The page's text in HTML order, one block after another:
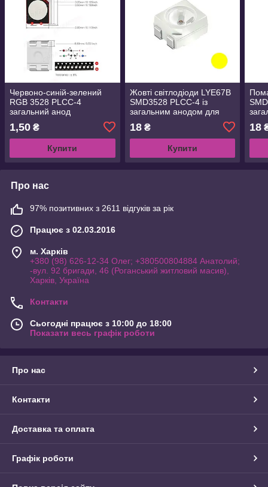
Червоно-синій-зелений
RGB 3528 PLCC-4
загальний анод
1,50 ₴
Купити
Жовті світлодіоди LYE67В
SMD3528 PLCC-4 із
загальним анодом для
автомобілів 590NM
18₴
Купити
18
Про нас
97% позитивних з 2611 відгуків за рік
Працює з 02.03.2016
м. Харків
+380 (98) 626-12-34 Олег; +380500804884 Анатолий;
-вул. 92 бригади, 46 (Роганський житловий масив),
Харків, Україна
Контакти
Сьогодні працює з 10:00 до 18:00
Показати весь графік роботи
Про нас
Контакти
Доставка та оплата
Графік роботи